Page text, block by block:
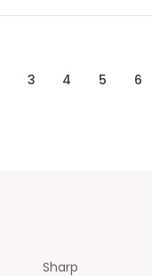
3 4 5 6
Sharp